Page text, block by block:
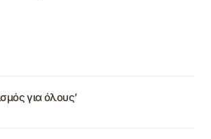
για όλους’